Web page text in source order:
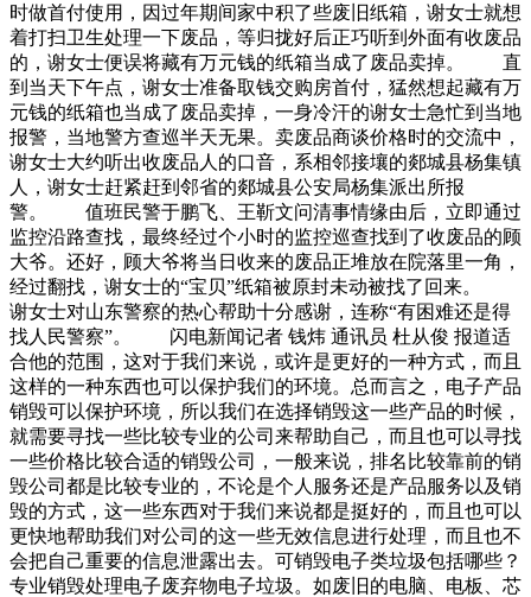
时做首付使用，因过年期间家中积了些废旧纸箱，谢女士就想
着打扫卫生处理一下废品，等归拢好后正巧听到外面有收废品
的，谢女士便误将藏有万元钱的纸箱当成了废品卖掉。 直
到当天下午点，谢女士准备取钱交购房首付，猛然想起藏有万
元钱的纸箱也当成了废品卖掉，一身冷汗的谢女士急忙到当地
报警，当地警方查巡半天无果。卖废品商谈价格时的交流中，
谢女士大约听出收废品人的口音，系相邻接壤的郯城县杨集镇
人，谢女士赶紧赶到邻省的郯城县公安局杨集派出所报
警。 值班民警于鹏飞、王靳文问清事情缘由后，立即通过
监控沿路查找，最终经过个小时的监控巡查找到了收废品的顾
大爷。还好，顾大爷将当日收来的废品正堆放在院落里一角，
经过翻找，谢女士的“宝贝”纸箱被原封未动被找了回来。
谢女士对山东警察的热心帮助十分感谢，连称“有困难还是得
找人民警察”。 闪电新闻记者 钱炜 通讯员 杜从俊 报道适
合他的范围，这对于我们来说，或许是更好的一种方式，而且
这样的一种东西也可以保护我们的环境。总而言之，电子产品
销毁可以保护环境，所以我们在选择销毁这一些产品的时候，
就需要寻找一些比较专业的公司来帮助自己，而且也可以寻找
一些价格比较合适的销毁公司，一般来说，排名比较靠前的销
毁公司都是比较专业的，不论是个人服务还是产品服务以及销
毁的方式，这一些东西对于我们来说都是挺好的，而且也可以
更快地帮助我们对公司的这一些无效信息进行处理，而且也不
会把自己重要的信息泄露出去。可销毁电子类垃圾包括哪些？
专业销毁处理电子废弃物电子垃圾。如废旧的电脑、电板、芯